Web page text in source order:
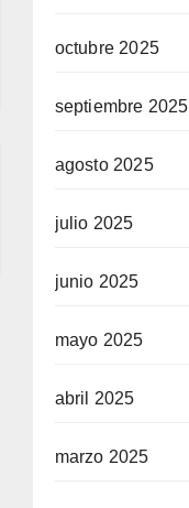
octubre 2025
septiembre 2025
agosto 2025
julio 2025
junio 2025
mayo 2025
abril 2025
marzo 2025